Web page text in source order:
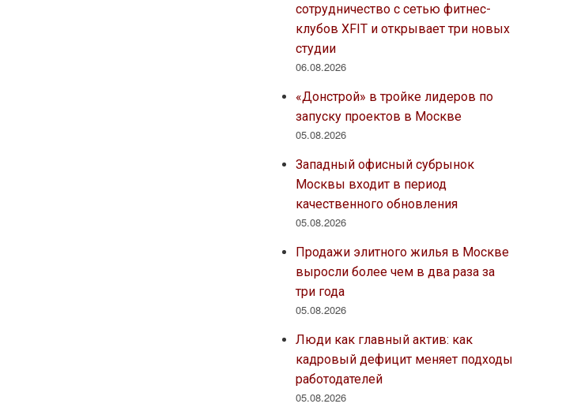
сотрудничество с сетью фитнес-
клубов XFIT и открывает три новых
студии
06.08.2026
«Донстрой» в тройке лидеров по
запуску проектов в Москве
05.08.2026
Западный офисный субрынок
Москвы входит в период
качественного обновления
05.08.2026
Продажи элитного жилья в Москве
выросли более чем в два раза за
три года
05.08.2026
Люди как главный актив: как
кадровый дефицит меняет подходы
работодателей
05.08.2026